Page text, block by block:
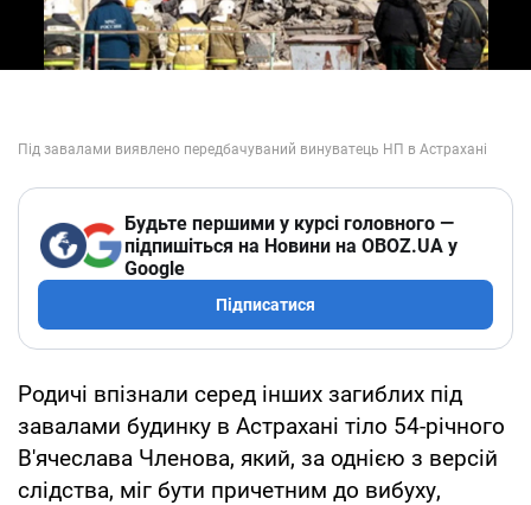
Будьте першими у курсі головного —
підпишіться на Новини на OBOZ.UA у
Google
Підписатися
Родичі впізнали серед інших загиблих під
завалами будинку в Астрахані тіло 54-річного
В'ячеслава Членова, який, за однією з версій
слідства, міг бути причетним до вибуху,